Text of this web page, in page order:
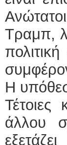
Τραμπ,
Η
άλλου